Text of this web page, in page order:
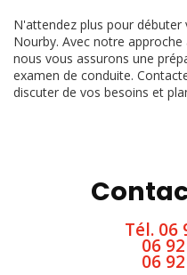
N'attendez plus pour
Nourby. Avec notre
nous vous assurons une
examen de conduite.
discuter de vos besoins et
Tél. 06
06
06